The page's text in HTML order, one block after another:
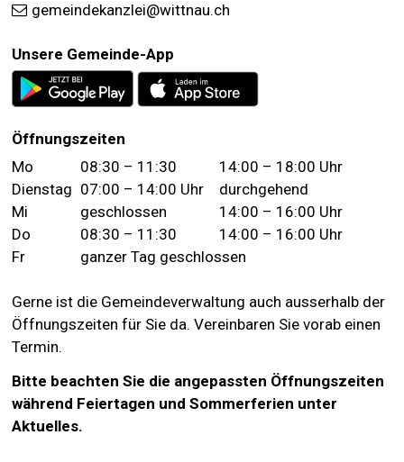
gemeindekanzlei@wittnau.ch
Unsere Gemeinde-App
Öffnungszeiten
WochentagVormittagNachmittag
Mo 08:30 – 11:30
14:00 – 18:00 Uhr
Dienstag 07:00 – 14:00 Uhr
durchgehend
Mi
geschlossen
14:00 – 16:00 Uhr
Do
08:30 – 11:30
14:00 – 16:00 Uhr
Fr
ganzer Tag geschlossen
Gerne ist die Gemeindeverwaltung auch ausserhalb der
Öffnungszeiten für Sie da. Vereinbaren Sie vorab einen
Termin.
Bitte beachten Sie die angepassten Öffnungszeiten
während Feiertagen und Sommerferien unter
Aktuelles.